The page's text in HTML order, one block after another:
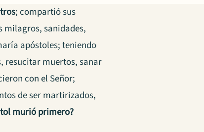
; compartió sus
milagros, sanidades,
apóstoles; teniendo
resucitar muertos, sanar
con el Señor;
de ser martirizados,
murió primero?